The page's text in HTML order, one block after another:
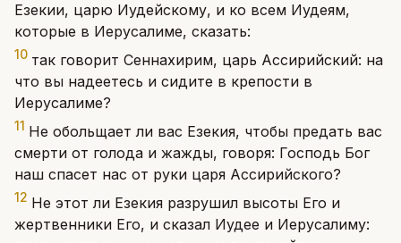
Езекии, царю Иудейскому, и ко всем Иудеям,
которые в Иерусалиме, сказать:
10 так говорит Сеннахирим, царь Ассирийский: на
что вы надеетесь и сидите в крепости в
Иерусалиме?
11 Не обольщает ли вас Езекия, чтобы предать вас
смерти от голода и жажды, говоря: Господь Бог
наш спасет нас от руки царя Ассирийского?
12 Не этот ли Езекия разрушил высоты Его и
жертвенники Его, и сказал Иудее и Иерусалиму: